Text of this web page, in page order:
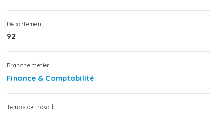
Département
92
Branche métier
Finance & Comptabilité
Temps de travail